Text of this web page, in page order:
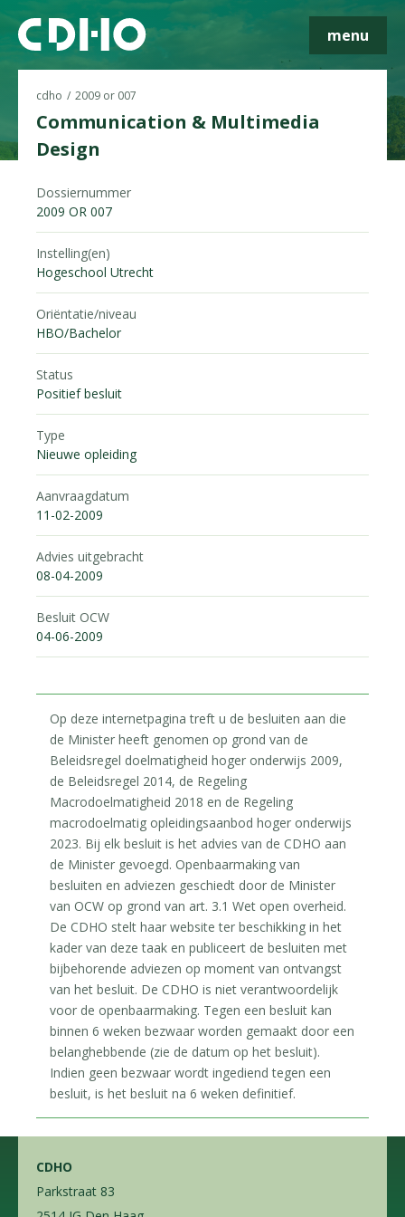
menu
cdho 2009 or 007
Communication & Multimedia
Design
Dossiernummer
2009 OR 007
Instelling(en)
Hogeschool Utrecht
Oriëntatie/niveau
HBO/Bachelor
Status
Positief besluit
Type
Nieuwe opleiding
Aanvraagdatum
11-02-2009
Advies uitgebracht
08-04-2009
Besluit OCW
04-06-2009
Op deze internetpagina treft u de besluiten aan die
de Minister heeft genomen op grond van de
Beleidsregel doelmatigheid hoger onderwijs 2009,
de Beleidsregel 2014, de Regeling
Macrodoelmatigheid 2018 en de Regeling
macrodoelmatig opleidingsaanbod hoger onderwijs
2023. Bij elk besluit is het advies van de CDHO aan
de Minister gevoegd. Openbaarmaking van
besluiten en adviezen geschiedt door de Minister
van OCW op grond van art. 3.1 Wet open overheid.
De CDHO stelt haar website ter beschikking in het
kader van deze taak en publiceert de besluiten met
bijbehorende adviezen op moment van ontvangst
van het besluit. De CDHO is niet verantwoordelijk
voor de openbaarmaking. Tegen een besluit kan
binnen 6 weken bezwaar worden gemaakt door een
belanghebbende (zie de datum op het besluit).
Indien geen bezwaar wordt ingediend tegen een
besluit, is het besluit na 6 weken definitief.
CDHO
Parkstraat 83